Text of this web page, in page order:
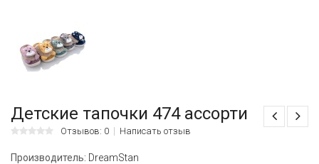
Детские тапочки 474 ассорти
Отзывов: 0 Написать отзыв
Производитель: DreamStan